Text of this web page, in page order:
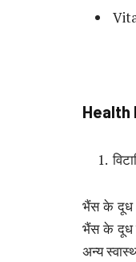
भैंस के दूध
भैंस के दूध
अन्य